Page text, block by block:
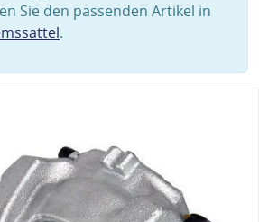
Sie den passenden Artikel in
.